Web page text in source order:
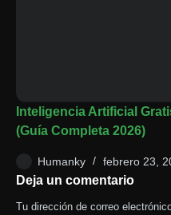
Inteligencia Artificial
(Guía Completa 2026)
Humanky febrero 23,
Deja un comentario
Tu dirección de correo